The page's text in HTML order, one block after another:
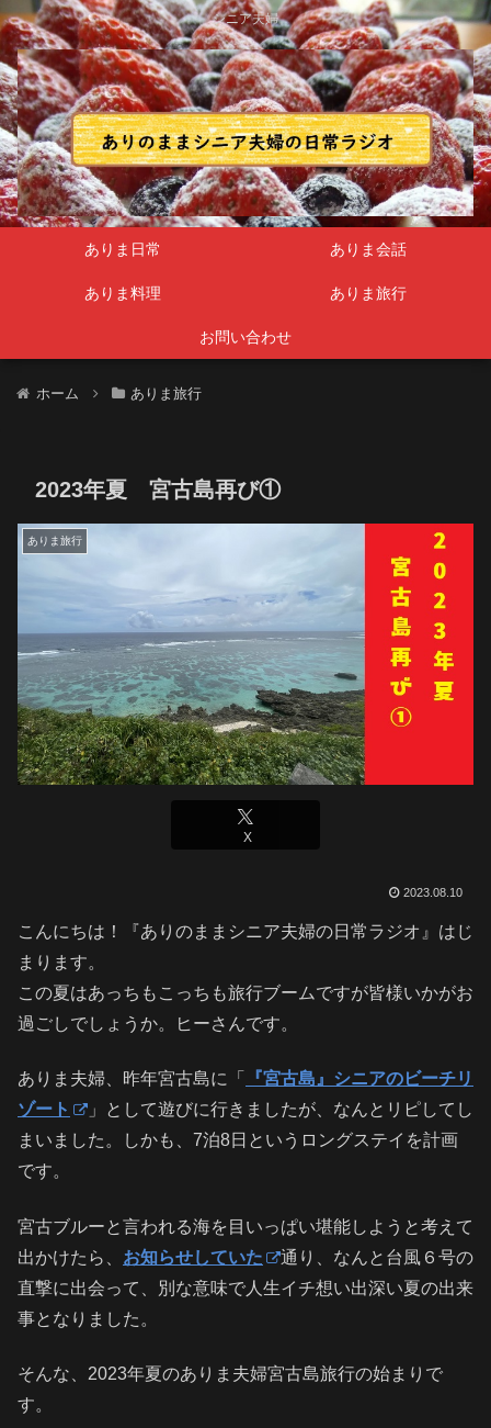
シニア夫婦
ありま日常 ありま会話
ありま料理 ありま旅行
お問い合わせ
ホーム ありま旅行
2023年夏 宮古島再び①
ありま旅行
X
2023.08.10
こんにちは！『ありのままシニア夫婦の日常ラジオ』はじ
まります。
この夏はあっちもこっちも旅行ブームですが皆様いかがお
過ごしでしょうか。ヒーさんです。
ありま夫婦、昨年宮古島に「
『宮古島』シニアのビーチリ
ゾート
」として遊びに行きましたが、なんとリピしてし
まいました。しかも、7泊8日というロングステイを計画
です。
宮古ブルーと言われる海を目いっぱい堪能しようと考えて
出かけたら、 お知らせしていた
通り、なんと台風６号の
直撃に出会って、別な意味で人生イチ想い出深い夏の出来
事となりました。
そんな、2023年夏のありま夫婦宮古島旅行の始まりで
す。